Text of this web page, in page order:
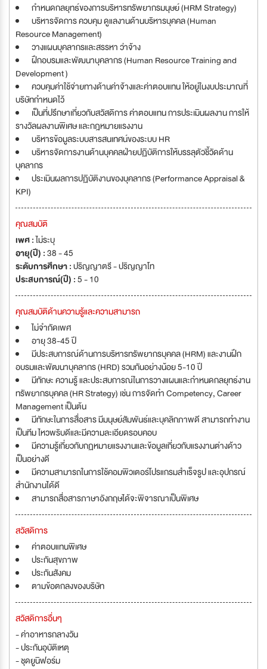
กำหนดกลยุทธ์ของการบริหารทรัพยากรมนุษย์ (HRM Strategy)
บริหารจัดการ ควบคุม ดูแลงานด้านบริหารบุคคล (Human
Resource Management)
วางแผนบุคลากรและสรรหา ว่าจ้าง
ฝึกอบรมและพัฒนาบุคลากร (Human Resource Training and
Development )
ควบคุมค่าใช้จ่ายทางด้านค่าจ้างและค่าตอบแทน ให้อยู่ในงบประมาณที่
บริษัทกำหนดไว้
เป็นที่ปรึกษาเกี่ยวกับสวัสดิการ ค่าตอบแทน การประเมินผลงาน การให้
รางวัลผลงานพิเศษ และกฎหมายแรงงาน
บริหารข้อมูลระบบสารสนเทศน์ของระบบ HR
บริหารจัดการงานด้านบุคคลฝ่ายปฏิบัติการให้บรรลุตัวชี้วัดด้าน
บุคลากร
ประเมินผลการปฏิบัติงานของบุคลากร (Performance Appraisal &
KPI)
คุณสมบัติ
เพศ :ไม่ระบุ
อายุ(ปี) :38 - 45
ระดับการศึกษา :ปริญญาตรี - ปริญญาโท
ประสบการณ์(ปี) :5 - 10
คุณสมบัติด้านความรู้และความสามารถ
ไม่จำกัดเพศ
อายุ 38-45 ปี
มีประสบการณ์ด้านการบริหารทรัพยากรบุคคล (HRM) และงานฝึก
อบรมและพัฒนาบุคลากร (HRD) รวมกันอย่างน้อย 5-10 ปี
มีทักษะ ความรู้ และประสบการณ์ในการวางแผนและกำหนดกลยุทธ์งาน
ทรัพยากรบุคคล (HR Strategy) เช่น การจัดทำ Competency, Career
Management เป็นต้น
มีทักษะในการสื่อสาร มีมนุษย์สัมพันธ์และบุคลิกภาพดี สามารถทำงาน
เป็นทีม ไหวพริบดีและมีความละเอียดรอบคอบ
มีความรู้เกี่ยวกับกฏหมายแรงงานและข้อมูลเกี่ยวกับแรงงานต่างด้าว
เป็นอย่างดี
มีความสามารถในการใช้คอมพิวเตอร์โปรแกรมสำเร็จรูป และอุปกรณ์
สำนักงานได้ดี
สามารถสื่อสารภาษาอังกฤษได้จะพิจารณาเป็นพิเศษ
สวัสดิการ
ค่าตอบแทนพิเศษ
ประกันสุขภาพ
ประกันสังคม
ตามข้อตกลงของบริษัท
สวัสดิการอื่นๆ
- ค่าอาหารกลางวัน
- ประกันอุบัติเหตุ
- ชุดยูนิฟอร์ม